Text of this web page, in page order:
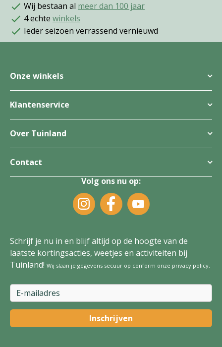
Wij bestaan al meer dan 100 jaar
4 echte winkels
Ieder seizoen verrassend vernieuwd
Onze winkels
Klantenservice
Over Tuinland
Contact
Volg ons nu op:
Schrijf je nu in en blijf altijd op de hoogte van de
laatste kortingsacties, weetjes en activiteiten bij
Tuinland! Wij slaan je gegevens secuur op conform onze privacy policy